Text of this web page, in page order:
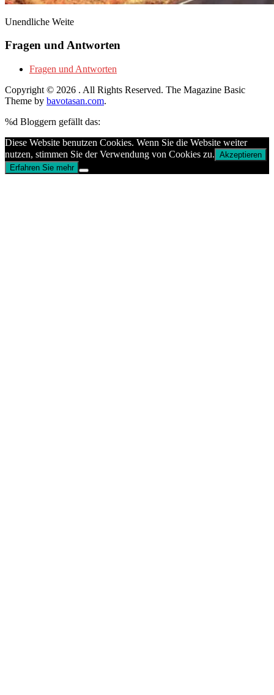
Unendliche Weite
Fragen und Antworten
Fragen und Antworten
Copyright © 2026 . All Rights Reserved. The Magazine Basic
Theme by bavotasan.com.
%d Bloggern gefällt das:
Diese Website benutzen Cookies. Wenn Sie die Website weiter
nutzen, stimmen Sie der Verwendung von Cookies zu. Akzeptieren
Erfahren Sie mehr